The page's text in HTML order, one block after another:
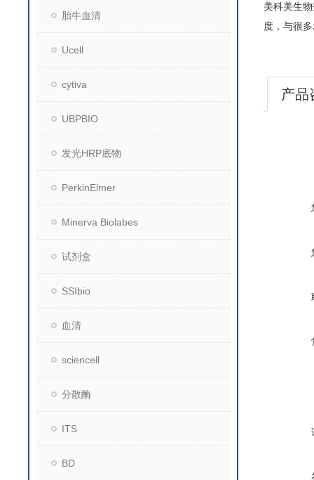
胎牛血清
Ucell
cytiva
UBPBIO
发光HRP底物
PerkinElmer
Minerva Biolabes
试剂盒
SSIbio
血清
sciencell
分散酶
ITS
BD
美科美生
度，与很多
产品